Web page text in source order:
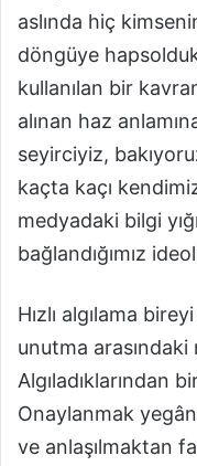
aslında hiç
döngüye
kullanılan bir
alınan haz
seyirciyiz,
kaçta kaçı
medyadaki bilgi
bağlandığımız
Hızlı algılama
unutma arasındaki
Algıladıklarından
Onaylanmak
ve anlaşılmaktan